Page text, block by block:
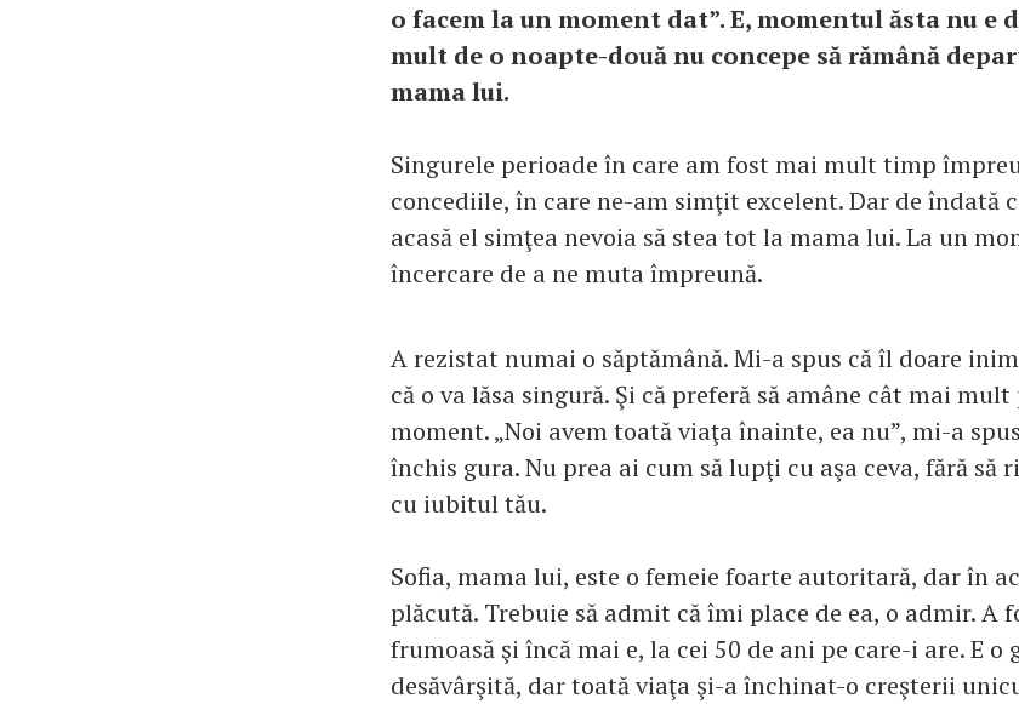
o facem la un moment dat”. E, momentul ăsta nu e
mult de o noapte-două nu concepe să rămână
mama lui.
Singurele perioade în care am fost mai mult timp
concediile, în care ne-am simţit excelent. Dar de îndată
acasă el simţea nevoia să stea tot la mama lui. La un
încercare de a ne muta împreună.
A rezistat numai o săptămână. Mi-a spus că îl doare
că o va lăsa singură. Şi că preferă să amâne cât mai
moment. „Noi avem toată viaţa înainte, ea nu”, mi-a
închis gura. Nu prea ai cum să lupţi cu aşa ceva, fără să
cu iubitul tău.
Sofia, mama lui, este o femeie foarte autoritară, dar în
plăcută. Trebuie să admit că îmi place de ea, o admir. A
frumoasă şi încă mai e, la cei 50 de ani pe care-i are. E o
desăvârşită, dar toată viaţa şi-a închinat-o creşterii